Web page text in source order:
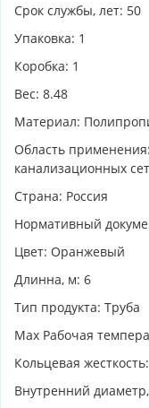
Срок службы, лет: 50
Упаковка: 1
Коробка: 1
Вес: 8.48
Материал:
Область
канализационных
Страна: Россия
Нормативный
Цвет: Оранжевый
Длинна, м: 6
Тип продукта: Труба
Max Рабочая
Кольцевая
Внутренний